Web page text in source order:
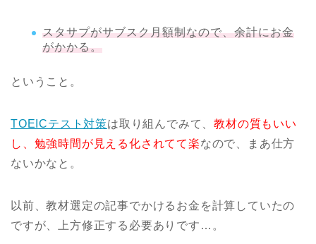
スタサプがサブスク月額制なので、余計にお金
がかかる。
ということ。
TOEICテスト対策は取り組んでみて、教材の質もいい
し、勉強時間が見える化されてて楽なので、まあ仕方
ないかなと。
以前、教材選定の記事でかけるお金を計算していたの
ですが、上方修正する必要ありです…。